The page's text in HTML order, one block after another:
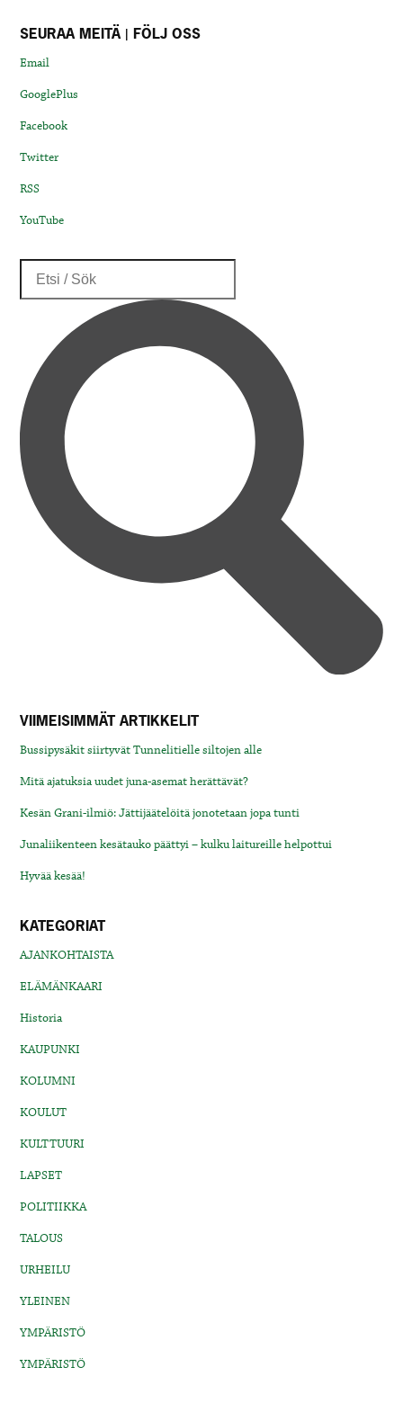
SEURAA MEITÄ | FÖLJ OSS
Email
GooglePlus
Facebook
Twitter
RSS
YouTube
VIIMEISIMMÄT ARTIKKELIT
Bussipysäkit siirtyvät Tunnelitielle siltojen alle
Mitä ajatuksia uudet juna-asemat herättävät?
Kesän Grani-ilmiö: Jättijäätelöitä jonotetaan jopa tunti
Junaliikenteen kesätauko päättyi – kulku laitureille helpottui
Hyvää kesää!
KATEGORIAT
AJANKOHTAISTA
ELÄMÄNKAARI
Historia
KAUPUNKI
KOLUMNI
KOULUT
KULTTUURI
LAPSET
POLITIIKKA
TALOUS
URHEILU
YLEINEN
YMPÄRISTÖ
YMPÄRISTÖ